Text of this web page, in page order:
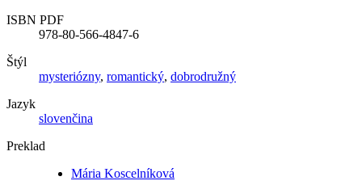
ISBN PDF
978-80-566-4847-6
Štýl
mysteriózny, romantický, dobrodružný
Jazyk
slovenčina
Preklad
Mária Koscelníková